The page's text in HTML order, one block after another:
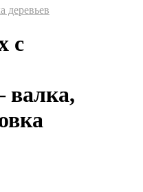
деревьев
с
валка,